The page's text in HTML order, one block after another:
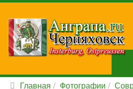
Главная Фотографии